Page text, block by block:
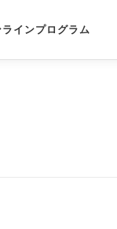
インプログラム